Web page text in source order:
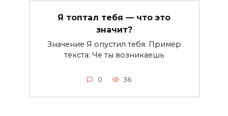
Я топтал тебя — что это
значит?
Значение Я опустил тебя. Пример
текста: Че ты возникаешь
0 36